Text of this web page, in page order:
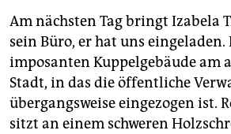
Am nächsten Tag bringt Izabela
sein Büro, er hat uns
imposanten Kuppelgebäude am
Stadt, in das die öffentliche
übergangsweise eingezogen ist.
sitzt an einem schweren